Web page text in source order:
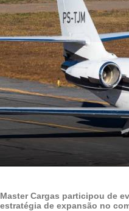
Master Cargas participou de
estratégia de expansão no